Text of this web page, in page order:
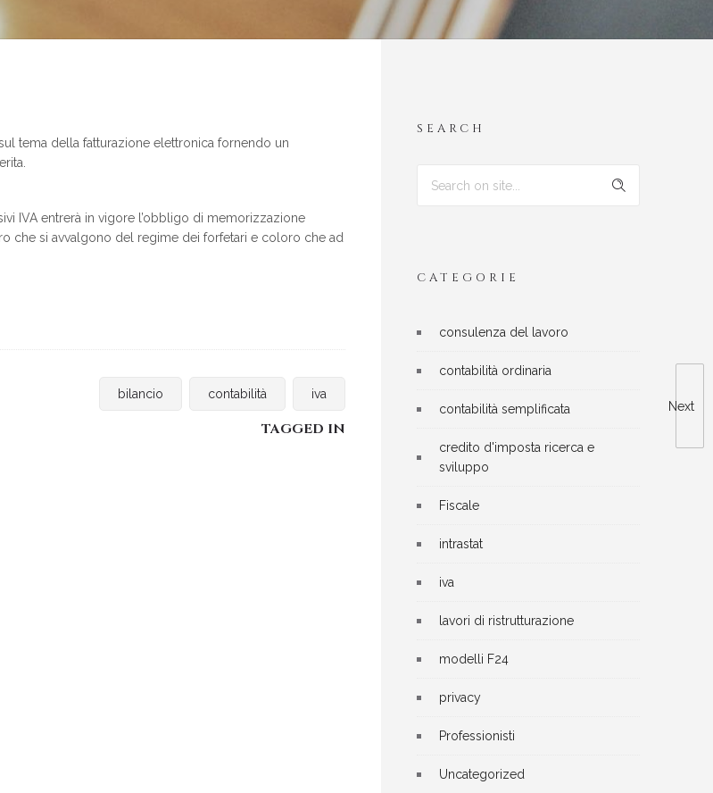
Next
tema della fatturazione elettronica fornendo un
IVA entrerà in vigore l’obbligo di memorizzazione
che si avvalgono del regime dei forfetari e coloro che ad
bilancio contabilità iva
TAGGED IN
SEARCH
CATEGORIE
consulenza del lavoro
contabilità ordinaria
contabilità semplificata
credito d'imposta ricerca e
sviluppo
Fiscale
intrastat
iva
lavori di ristrutturazione
modelli F24
privacy
Professionisti
Uncategorized